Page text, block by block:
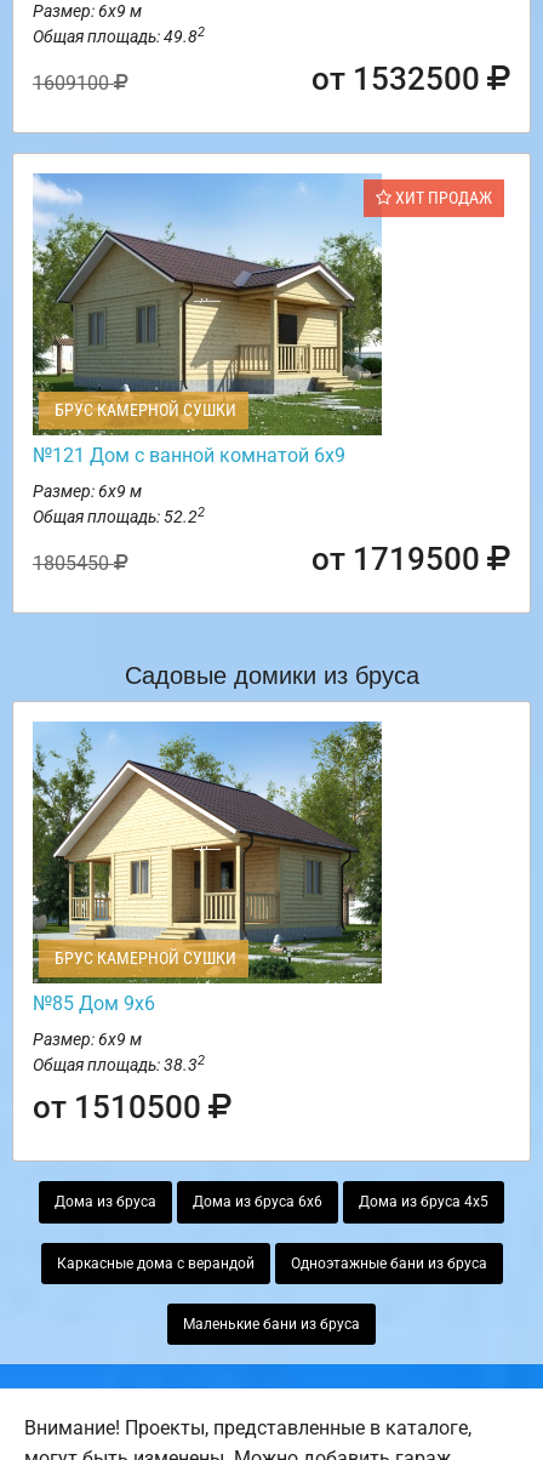
Размер: 6х9 м
Общая площадь: 49.82
1609100 от 1532500
ХИТ ПРОДАЖ
БРУС КАМЕРНОЙ СУШКИ
№121 Дом с ванной комнатой 6х9
Размер: 6х9 м
Общая площадь: 52.22
1805450 от 1719500
Садовые домики из бруса
БРУС КАМЕРНОЙ СУШКИ
№85 Дом 9х6
Размер: 6х9 м
Общая площадь: 38.32
от 1510500
Дома из бруса Дома из бруса 6х6 Дома из бруса 4х5
Каркасные дома с верандой Одноэтажные бани из бруса
Маленькие бани из бруса
Внимание! Проекты, представленные в каталоге,